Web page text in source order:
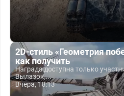
2D-стиль «Геометрия
как получить
Награда доступна только
Вылазок,...
Вчера, 18:13